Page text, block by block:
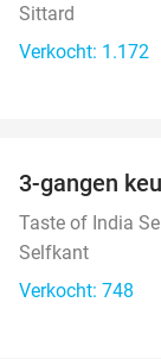
Sittard
Verkocht: 1.172
3-gangen
Taste of India
Selfkant
Verkocht: 748